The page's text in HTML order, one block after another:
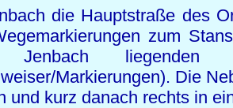
die Hauptstraße des
zum
Jenbach liegenden
Markierungen). Die
und kurz danach rechts in